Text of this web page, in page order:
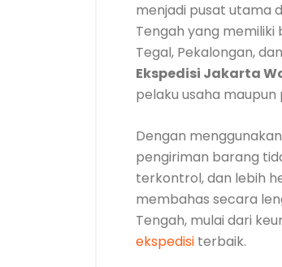
menjadi pusat utama
Tengah yang
Tegal, Pekalongan,
Ekspedisi Jakarta
pelaku usaha
Dengan
pengiriman barang
terkontrol, dan lebih
membahas secara
Tengah, mulai dari
ekspedisi terbaik.